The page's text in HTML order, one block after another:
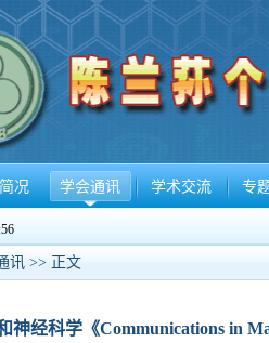
况 学会通讯 学术交流 专
讯 >> 正文
神经科学《Communications in